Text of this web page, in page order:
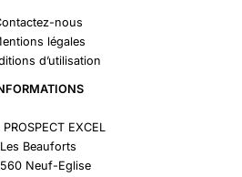
nous
légales
d’utilisation
PROSPECT EXCEL
Les Beauforts
Neuf-Eglise